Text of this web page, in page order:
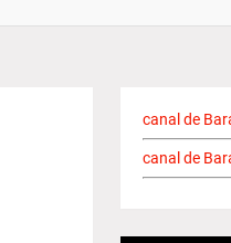
canal de
canal de